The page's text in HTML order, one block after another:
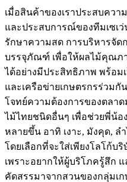
เมื่อสินค้าของเราประสบควา
และประสบการณ์ของทีมเซเ
รักษาความสด การบริหารจั
บรรจุภัณฑ์ เพื่อให้ผลไม้คุณภ
ได้อย่างมีประสิทธิภาพ พร้อม
และเครือข่ายเกษตรกรร่วม
โจทย์ความต้องการของตลา
ไม้ไทยชนิดอื่นๆ เพื่อช่วยพี่น้อ
หลายขึ้น อาทิ เงาะ, มังคุด,
โดยเลือกที่จะใส่เพียงโลโก้บ
เพราะอยากให้ผู้บริโภครู้สึก
คัดสรรมาจากสวนของกลุ่มเก